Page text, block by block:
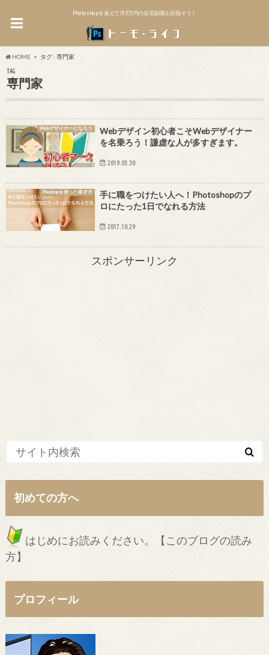
Photoshopを覚えて月5万円の在宅副業を目指そう！
HOME タグ : 専門家
TAG
専門家
Webデザイナーになろう
Webデザイン初心者こそWebデザイナー
を名乗ろう！謙虚な人が多すぎます。
2019.03.30
Phoshopを使った稼ぎ方
手に職をつけたい人へ！Photoshopのプ
ロにたった1日でなれる方法
2017.10.29
スポンサーリンク
初めての方へ
はじめにお読みください。【このブログの読み
方】
プロフィール